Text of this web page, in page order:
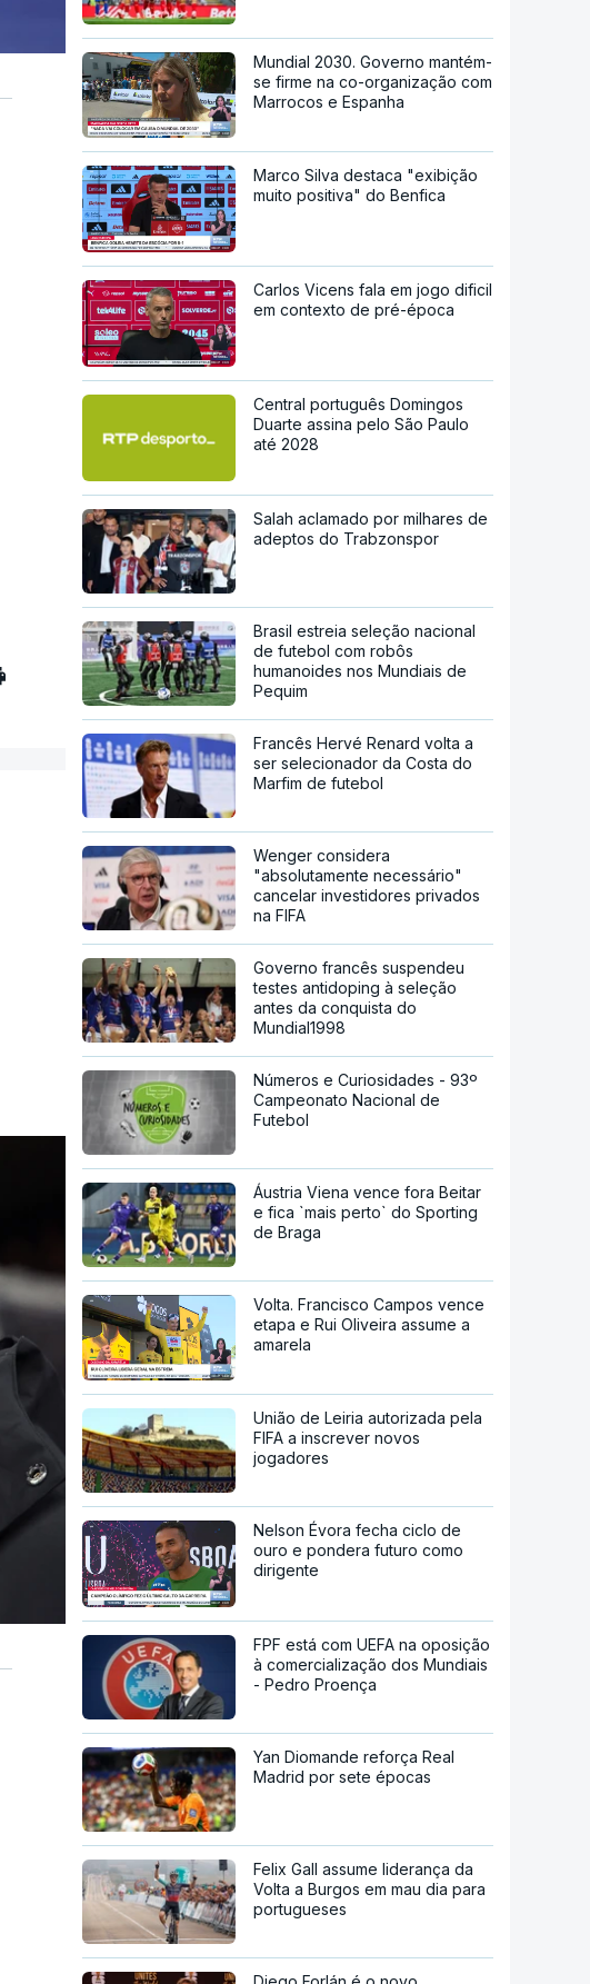
Mundial 2030. Governo mantém-
se firme na co-organização com
Marrocos e Espanha
Marco Silva destaca "exibição
muito positiva" do Benfica
Carlos Vicens fala em jogo dificil
em contexto de pré-época
Central português Domingos
Duarte assina pelo São Paulo
até 2028
Salah aclamado por milhares de
adeptos do Trabzonspor
Brasil estreia seleção nacional
de futebol com robôs
humanoides nos Mundiais de
Pequim
Francês Hervé Renard volta a
ser selecionador da Costa do
Marfim de futebol
Wenger considera
"absolutamente necessário"
cancelar investidores privados
na FIFA
Governo francês suspendeu
testes antidoping à seleção
antes da conquista do
Mundial1998
Números e Curiosidades - 93º
Campeonato Nacional de
Futebol
Áustria Viena vence fora Beitar
e fica `mais perto` do Sporting
de Braga
Volta. Francisco Campos vence
etapa e Rui Oliveira assume a
amarela
União de Leiria autorizada pela
FIFA a inscrever novos
jogadores
Nelson Évora fecha ciclo de
ouro e pondera futuro como
dirigente
FPF está com UEFA na oposição
à comercialização dos Mundiais
- Pedro Proença
Yan Diomande reforça Real
Madrid por sete épocas
Felix Gall assume liderança da
Volta a Burgos em mau dia para
portugueses